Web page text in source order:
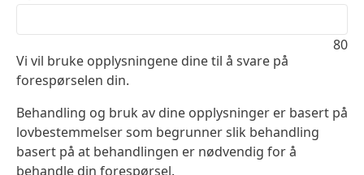
80
Vi vil bruke opplysningene dine til å svare på
forespørselen din.
Behandling og bruk av dine opplysninger er basert på
lovbestemmelser som begrunner slik behandling
basert på at behandlingen er nødvendig for å
behandle din forespørsel.